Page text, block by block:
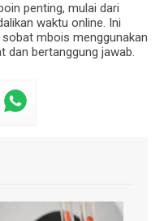
penting, mulai dari
waktu online. Ini
mbois menggunakan
bertanggung jawab.